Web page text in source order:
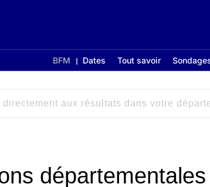
BFM Dates Tout savoir